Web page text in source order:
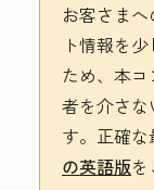
お客さま
ト情報を
ため、本
者を介さな
す。 正確
の英語版を